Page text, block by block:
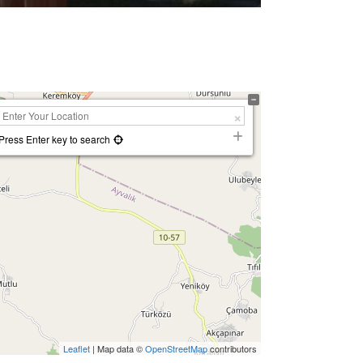
Enter key to search
Leaflet | Map data ©OpenStreetMapcontributors